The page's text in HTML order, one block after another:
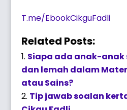
T.me/EbookCikguFadli
Related Posts:
Siapa ada anak-anak
dan lemah dalam
atau Sains?
Tip jawab soalan